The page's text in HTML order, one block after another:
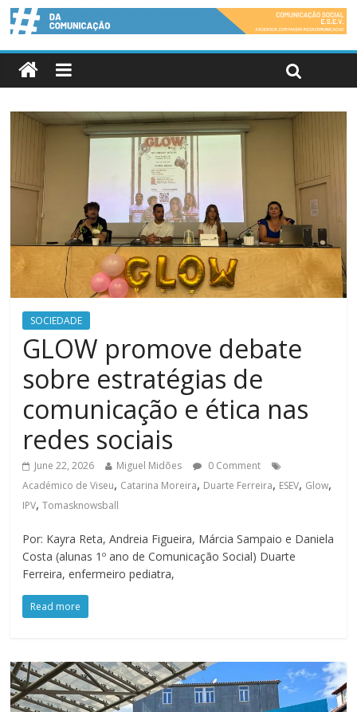
SOCIEDADE
GLOW promove debate
sobre estratégias de
comunicação e ética nas
redes sociais
June 22, 2026 Miguel Midões
0 Comment
Académico de Viseu, Catarina Moreira, Duarte Ferreira, ESEV, Glow,
IPV,Tomasknowsball
Por: Kayra Reta, Andreia Figueira, Márcia Sampaio e Daniela
Costa (alunas 1º ano de Comunicação Social) Duarte
Ferreira, enfermeiro pediatra,
Read more